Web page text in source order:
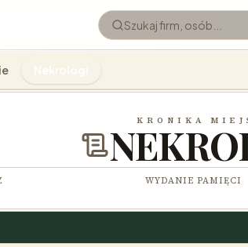
Nekrologi
KRONIKA
WYDANIE PAMIĘCI